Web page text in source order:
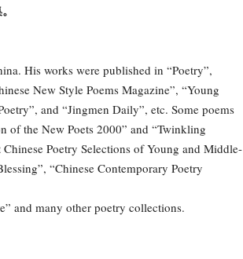
His works were published in “Poetry”,
New Style Poems Magazine”, “Young
and “Jingmen Daily”, etc. Some poems
of the New Poets 2000” and “Twinkling
Poetry Selections of Young and Middle-
“Chinese Contemporary Poetry
and many other poetry collections.